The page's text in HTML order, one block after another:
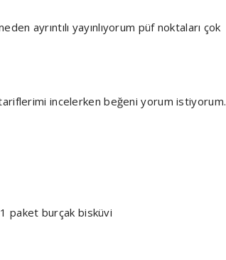
ayrıntılı yayınlıyorum püf noktaları çok
incelerken beğeni yorum istiyorum.
paket burçak bisküvi